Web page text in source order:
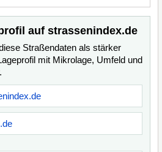
auf strassenindex.de
Straßendaten als stärker
mit Mikrolage, Umfeld und